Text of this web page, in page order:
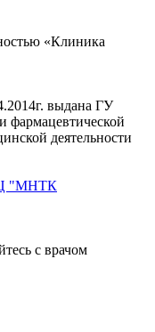
«Клиника
выдана ГУ
фармацевтической
деятельности
"МНТК
с врачом